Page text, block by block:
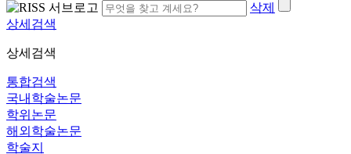
삭제
상세검색
상세검색
통합검색
국내학술논문
학위논문
해외학술논문
학술지